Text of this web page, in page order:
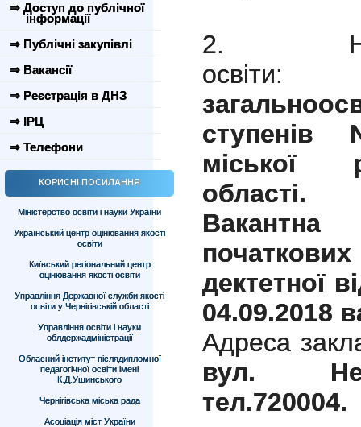
⇒ Доступ до публічної
інформації
⇒ Публічні закупівлі
⇒ Вакансії
⇒ Реєстрація в ДНЗ
⇒ ІРЦ
⇒ Телефони
КОРИСНІ ПОСИЛАННЯ
Міністерство освіти і науки України
Український центр оцінювання якості
освіти
Київський регіональний центр
оцінювання якості освіти
Управління Державної служби якості
освіти у Чернігівській області
Управління освіти і науки
облдержадміністрації
Обласний інститут післядипломної
педагогічної освіти імені
К.Д.Ушинського
Чернігівська міська рада
Асоціація міст України
2.
ступенів
міської
області.
дектетної
04.09.2018
Адреса
вул.
тел.720004.